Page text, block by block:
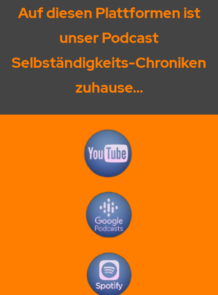
Auf diesen Plattformen ist
unser Podcast
Selbständigkeits-Chroniken
zuhause...